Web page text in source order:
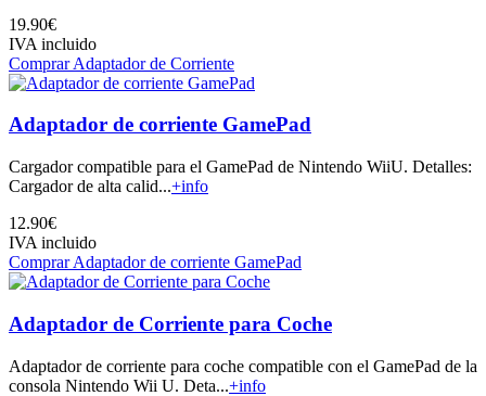
19.90€
IVA incluido
Comprar Adaptador de Corriente
Adaptador de corriente GamePad
Cargador compatible para el GamePad de Nintendo WiiU. Detalles:
Cargador de alta calid...+info
12.90€
IVA incluido
Comprar Adaptador de corriente GamePad
Adaptador de Corriente para Coche
Adaptador de corriente para coche compatible con el GamePad de la
consola Nintendo Wii U. Deta...+info